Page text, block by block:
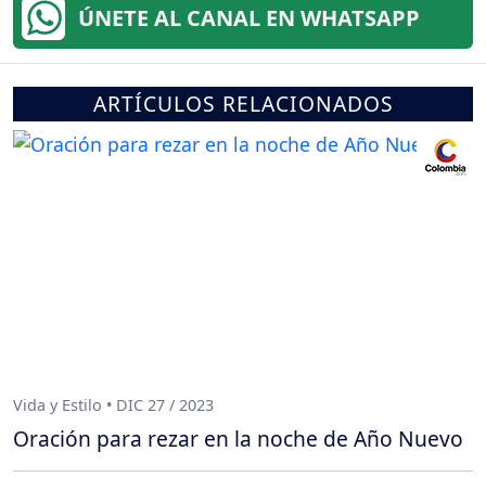
ÚNETE AL CANAL EN WHATSAPP
ARTÍCULOS RELACIONADOS
Vida y Estilo • DIC 27 / 2023
Oración para rezar en la noche de Año Nuevo